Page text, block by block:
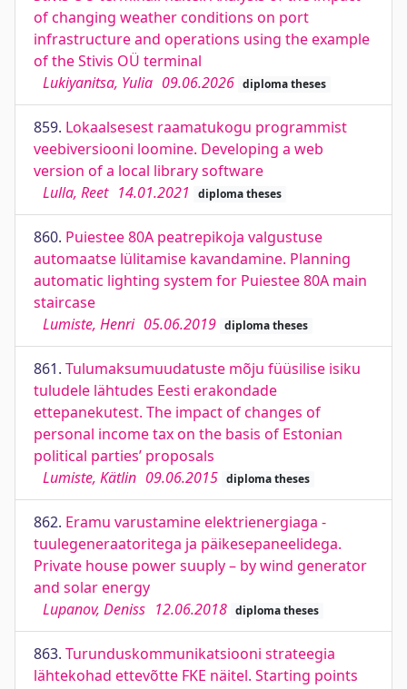
of changing weather conditions on port
infrastructure and operations using the example
of the Stivis OÜ terminal
Lukiyanitsa, Yulia 09.06.2026 diploma theses
859. Lokaalsesest raamatukogu programmist
veebiversiooni loomine. Developing a web
version of a local library software
Lulla, Reet 14.01.2021 diploma theses
860. Puiestee 80A peatrepikoja valgustuse
automaatse lülitamise kavandamine. Planning
automatic lighting system for Puiestee 80A main
staircase
Lumiste, Henri 05.06.2019 diploma theses
861. Tulumaksumuudatuste mõju füüsilise isiku
tuludele lähtudes Eesti erakondade
ettepanekutest. The impact of changes of
personal income tax on the basis of Estonian
political parties’ proposals
Lumiste, Kätlin 09.06.2015 diploma theses
862. Eramu varustamine elektrienergiaga -
tuulegeneraatoritega ja päikesepaneelidega.
Private house power suuply – by wind generator
and solar energy
Lupanov, Deniss 12.06.2018 diploma theses
863. Turunduskommunikatsiooni strateegia
lähtekohad ettevõtte FKE näitel. Starting points